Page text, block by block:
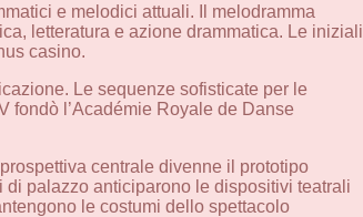
e melodici attuali. Il melodramma
letteratura e azione drammatica. Le iniziali
casinо.
Le sequenze sofisticate per le
fondò l’Académie Royale de Danse
centrale divenne il prototipo
palazzo anticiparono le dispositivi teatrali
le costumi dello spettacolo